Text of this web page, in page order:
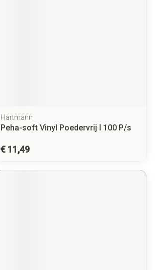
Hartmann
Peha-soft Vinyl Poedervrij l 100 P/s
€ 11,49